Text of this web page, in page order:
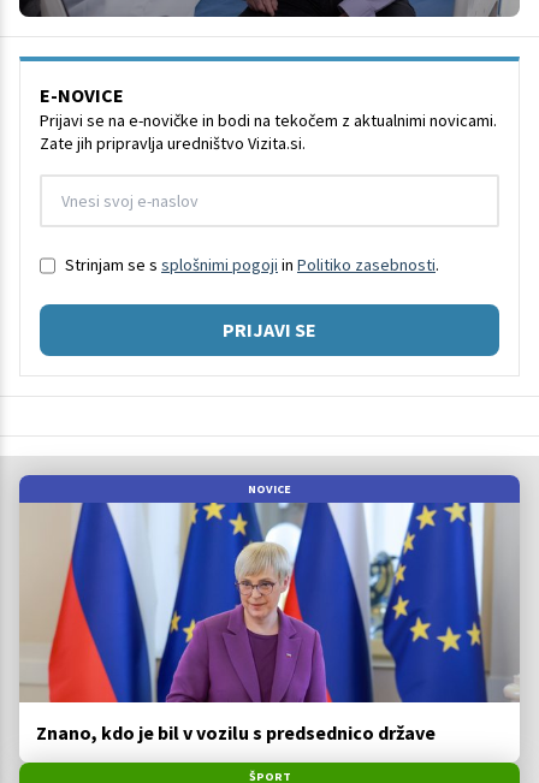
E-NOVICE
Prijavi se na e-novičke in bodi na tekočem z aktualnimi novicami.
Zate jih pripravlja uredništvo Vizita.si.
Strinjam se s splošnimi pogoji in Politiko zasebnosti.
PRIJAVI SE
NOVICE
Znano, kdo je bil v vozilu s predsednico države
ŠPORT